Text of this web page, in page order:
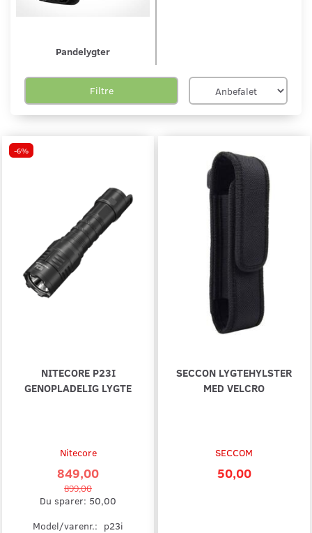
Pandelygter
Filtre
-6%
NITECORE P23I
GENOPLADELIG LYGTE
Nitecore
849,00
899,00
Du sparer: 50,00
Model/varenr.: p23i
SECCON LYGTEHYLSTER
MED VELCRO
SECCOM
50,00